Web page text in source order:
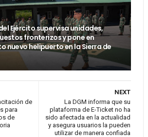
Ejército supervisa unidades,
fronterizos y pone en
nuevo helipuerto en la Sierra de
NEXT
La DGM informa que su
plataforma de E-Ticket no ha
sido afectada en la actualidad
y asegura usuarios la pueden
utilizar de manera confiada
de
para
de